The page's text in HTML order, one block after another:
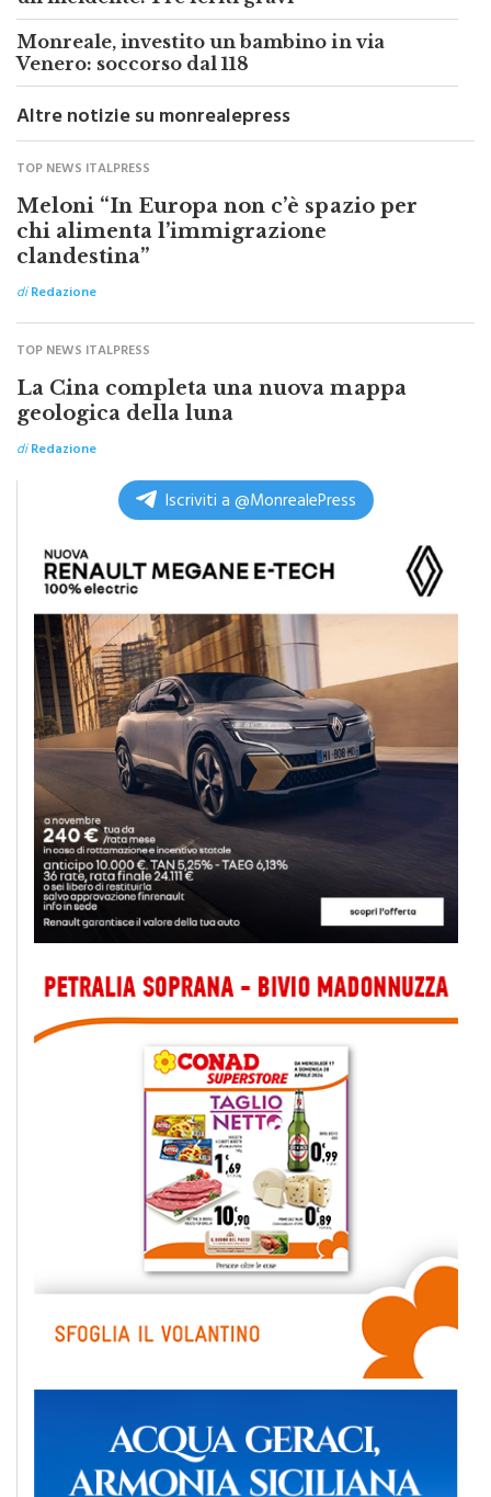
Monreale, investito un bambino in via
Venero: soccorso dal 118
Altre notizie su monrealepress
TOP NEWS ITALPRESS
Meloni “In Europa non c’è spazio per
chi alimenta l’immigrazione
clandestina”
diRedazione
TOP NEWS ITALPRESS
La Cina completa una nuova mappa
geologica della luna
diRedazione
Iscriviti a @MonrealePress